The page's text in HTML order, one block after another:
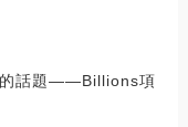
的話題——Billions項